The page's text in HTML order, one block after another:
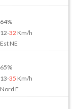
64%
12-32 Km/h
Est NE
65%
13-35 Km/h
Nord E